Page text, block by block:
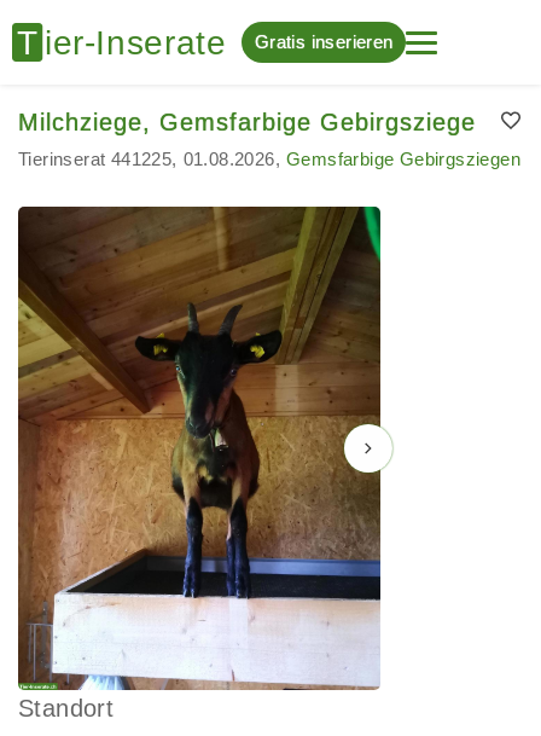
Gratis inserieren
Milchziege, Gemsfarbige Gebirgsziege
Tierinserat 441225 01.08.2026 Gemsfarbige Gebirgsziegen
Standort